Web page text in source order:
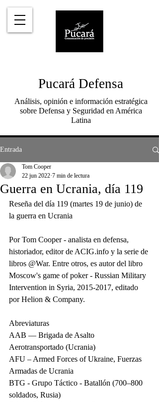
Pucará Defensa
Análisis, opinión e información estratégica
sobre Defensa y Seguridad en América
Latina
Entrada
Guerra en Ucrania, día 119
Tom Cooper
22 jun 2022 7 min de lectura
Reseña del día 119 (martes 19 de junio) de
la guerra en Ucrania
Por Tom Cooper - analista en defensa,
historiador, editor de ACIG.info y la serie de
libros @War. Entre otros, es autor del libro
Moscow's game of poker - Russian Military
Intervention in Syria, 2015-2017, editado
por Helion & Company.
Abreviaturas
AAB — Brigada de Asalto
Aerotransportado (Ucrania)
AFU – Armed Forces of Ukraine, Fuerzas
Armadas de Ucrania
BTG - Grupo Táctico - Batallón (700–800
soldados, Rusia)